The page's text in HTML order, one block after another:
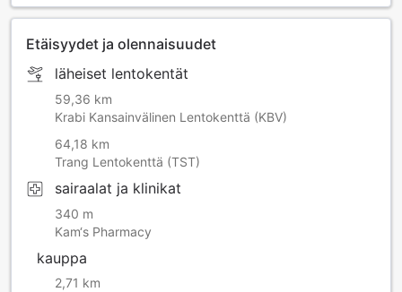
Etäisyydet ja olennaisuudet
läheiset lentokentät
59,36 km
Krabi Kansainvälinen Lentokenttä (KBV)
64,18 km
Trang Lentokenttä (TST)
sairaalat ja klinikat
340 m
Kam‘s Pharmacy
kauppa
2,71 km